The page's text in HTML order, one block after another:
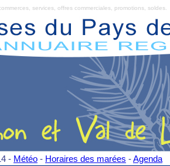
services, offres commerciales, promotions, soldes.
- Météo - Horaires des marées -Agenda